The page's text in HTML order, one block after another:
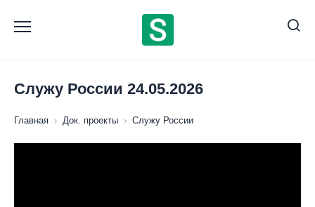
содержанию
Служу России 24.05.2026
Главная › Док. проекты › Служу России